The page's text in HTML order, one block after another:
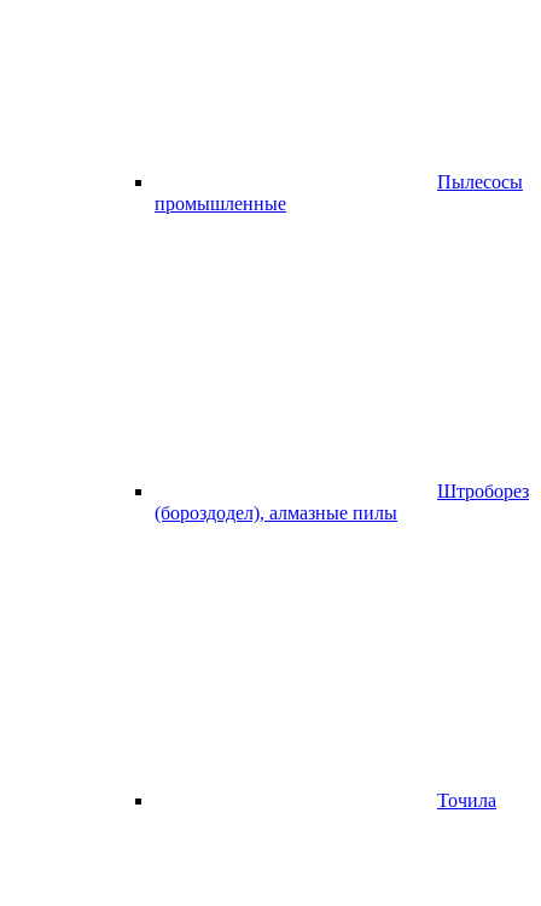
Пылесосы
промышленные
Штроборез
(бороздодел), алмазные пилы
Точила